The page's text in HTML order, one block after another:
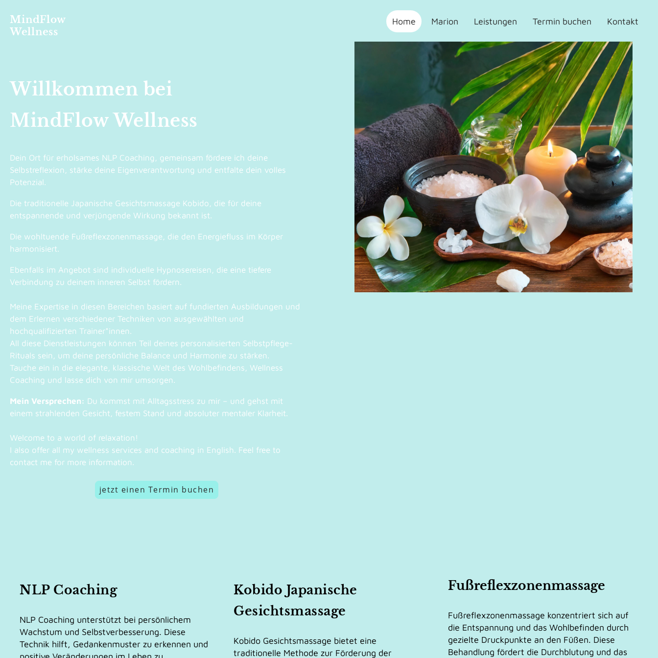
MindFlow
Wellness
Home Marion Leistungen Termin buchen Kontakt
Willkommen bei
MindFlow Wellness
Dein Ort für erholsames NLP Coaching, gemeinsam fördere ich deine
Selbstreflexion, stärke deine Eigenverantwortung und entfalte dein volles
Potenzial.
Die traditionelle Japanische Gesichtsmassage Kobido, die für deine
entspannende und verjüngende Wirkung bekannt ist.
Die wohltuende Fußreflexzonenmassage, die den Energiefluss im Körper
harmonisiert.
Ebenfalls im Angebot sind individuelle Hypnosereisen, die eine tiefere
Verbindung zu deinem inneren Selbst fördern.
Meine Expertise in diesen Bereichen basiert auf fundierten Ausbildungen und
dem Erlernen verschiedener Techniken von ausgewählten und
hochqualifizierten Trainer*innen.
All diese Dienstleistungen können Teil deines personalisierten Selbstpflege-
Rituals sein, um deine persönliche Balance und Harmonie zu stärken.
Tauche ein in die elegante, klassische Welt des Wohlbefindens, Wellness
Coaching und lasse dich von mir umsorgen.
Mein Versprechen: Du kommst mit Alltagsstress zu mir – und gehst mit
einem strahlenden Gesicht, festem Stand und absoluter mentaler Klarheit.
Welcome to a world of relaxation!
I also offer all my wellness services and coaching in English. Feel free to
contact me for more information.
jetzt einen Termin buchen
NLP Coaching
NLP Coaching unterstützt bei persönlichem
Wachstum und Selbstverbesserung. Diese
Technik hilft, Gedankenmuster zu erkennen und
Kobido Japanische
Gesichtsmassage
Kobido Gesichtsmassage bietet eine
traditionelle Methode zur Förderung der
Fußreflexzonenmassage
Fußreflexzonenmassage konzentriert sich auf
die Entspannung und das Wohlbefinden durch
gezielte Druckpunkte an den Füßen. Diese
Behandlung fördert die Durchblutung und das